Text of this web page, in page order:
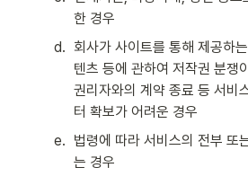
한 경우
d. 회사가 사이트를 통해 제공하
텐츠 등에 관하여 저작권 분쟁
권리자와의 계약 종료 등 서비
터 확보가 어려운 경우
e. 법령에 따라 서비스의 전부 또
는 경우